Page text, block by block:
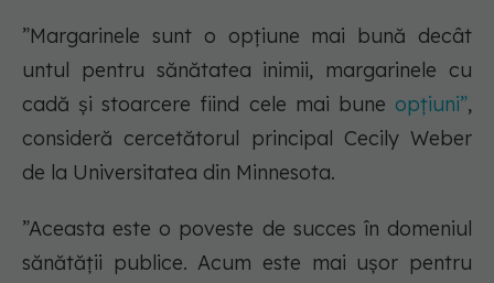
”Margarinele sunt o opțiune mai bună decât
untul pentru sănătatea inimii, margarinele cu
cadă și stoarcere fiind cele mai bune opțiuni”,
consideră cercetătorul principal Cecily Weber
de la Universitatea din Minnesota.
”Aceasta este o poveste de succes în domeniul
sănătății publice. Acum este mai ușor pentru